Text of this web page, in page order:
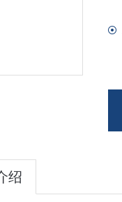
绍